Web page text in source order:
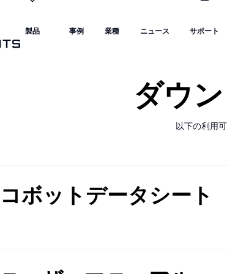
製品
事例
業種
ニュース
サポート
ダウ
以下の利用
コボットデータシート